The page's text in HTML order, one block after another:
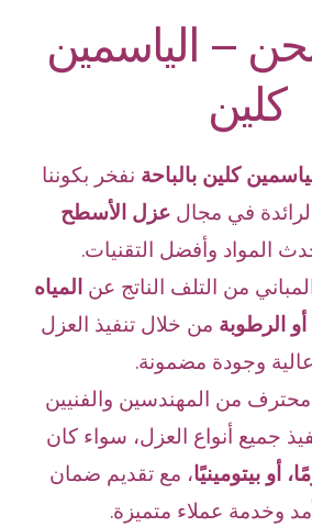
– الياسمين
كلين
كلين بالباحة نفخر بكوننا
في مجال عزل الأسطح
المواد وأفضل التقنيات.
من التلف الناتج عن المياه
الرطوبة من خلال تنفيذ العزل
وجودة مضمونة.
من المهندسين والفنيين
جميع أنواع العزل، سواء كان
أو بيتومينيًا، مع تقديم ضمان
وخدمة عملاء متميزة.